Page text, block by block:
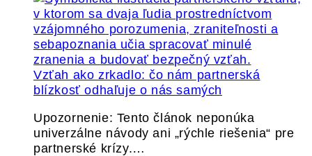
Vzťah ako zrkadlo: čo nám partnerská
blízkosť odhaľuje o nás samých
Upozornenie: Tento článok neponúka
univerzálne návody ani „rýchle riešenia“ pre
partnerské krízy.…